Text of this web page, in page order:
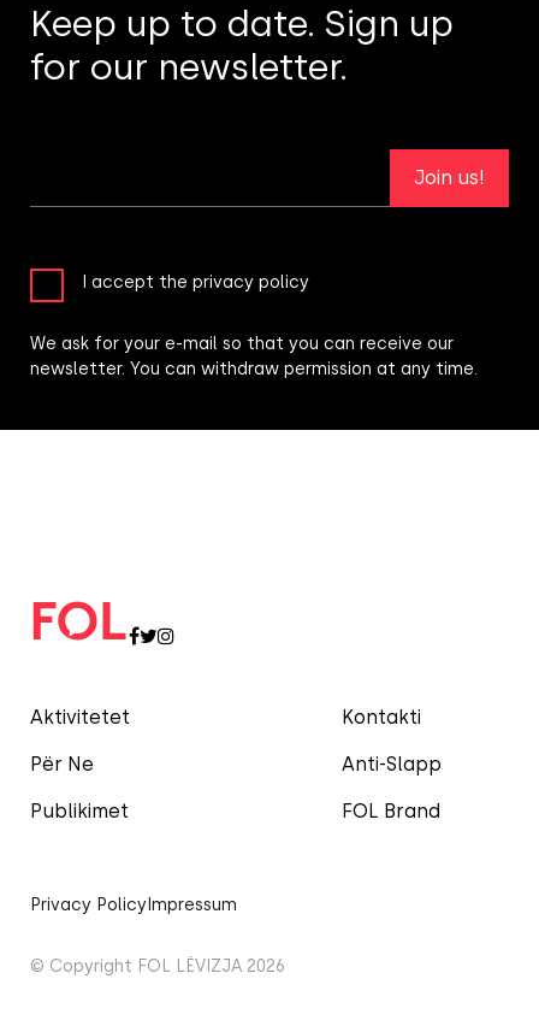
Aktivitetet
Për Ne
Publikimet
Kontakti
Anti-Slapp
FOL Brand
© Copyright FOL LËVIZJA 2026
Privacy PolicyImpressum
Keep up to date. Sign up
for our newsletter.
Join us!
I accept the privacy policy
We ask for your e-mail so that you can receive our
newsletter. You can withdraw permission at any time.